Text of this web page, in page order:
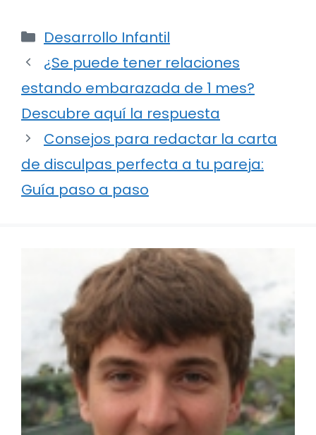
Categorías
Desarrollo Infantil
¿Se puede tener relaciones
estando embarazada de 1 mes?
Descubre aquí la respuesta
Consejos para redactar la carta
de disculpas perfecta a tu pareja:
Guía paso a paso